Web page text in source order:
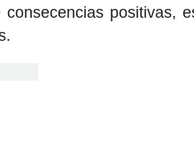
positivas,